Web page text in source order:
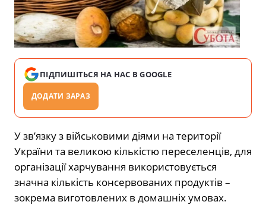
ПІДПИШІТЬСЯ НА НАС В GOOGLE
ДОДАТИ ЗАРАЗ
У зв’язку з військовими діями на території
України та великою кількістю переселенців, для
організації харчування використовується
значна кількість консервованих продуктів –
зокрема виготовлених в домашніх умовах.